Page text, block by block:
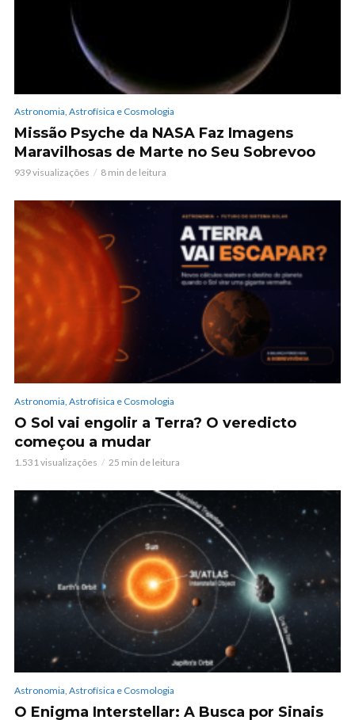
Astronomia, Astrofísica e Cosmologia
Missão Psyche da NASA Faz Imagens
Maravilhosas de Marte no Seu Sobrevoo
939 visualizações 8 min de leitura
Astronomia, Astrofísica e Cosmologia
O Sol vai engolir a Terra? O veredicto
começou a mudar
1.531 visualizações 25 min de leitura
Astronomia, Astrofísica e Cosmologia
O Enigma Interstellar: A Busca por Sinais